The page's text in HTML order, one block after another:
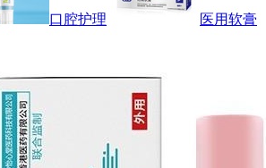
口腔护理 医用软膏